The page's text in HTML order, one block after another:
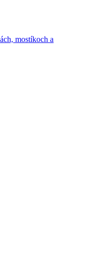
mostíkoch a